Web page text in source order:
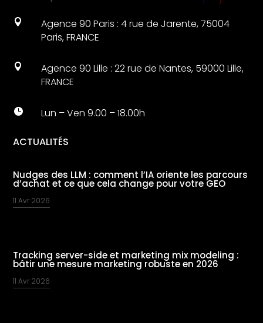

Agence 90 Paris : 4 rue de Jarente, 75004
Paris, FRANCE

Agence 90 Lille : 22 rue de Nantes, 59000 Lille,
FRANCE
 Lun – Ven 9.00 – 18.00h
ACTUALITÉS
Nudges des LLM : comment l’IA oriente les parcours
d’achat et ce que cela change pour votre GEO
11 Avr 2026
Tracking server-side et marketing mix modeling :
bâtir une mesure marketing robuste en 2026
11 Avr 2026